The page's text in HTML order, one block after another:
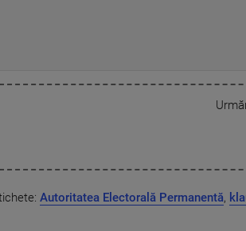
Autoritatea Electorală Permanentă,